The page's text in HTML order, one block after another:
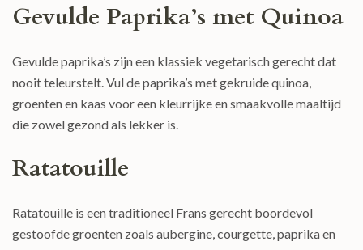
Gevulde Paprika’s met Quinoa
Gevulde paprika’s zijn een klassiek vegetarisch gerecht dat
nooit teleurstelt. Vul de paprika’s met gekruide quinoa,
groenten en kaas voor een kleurrijke en smaakvolle maaltijd
die zowel gezond als lekker is.
Ratatouille
Ratatouille is een traditioneel Frans gerecht boordevol
gestoofde groenten zoals aubergine, courgette, paprika en